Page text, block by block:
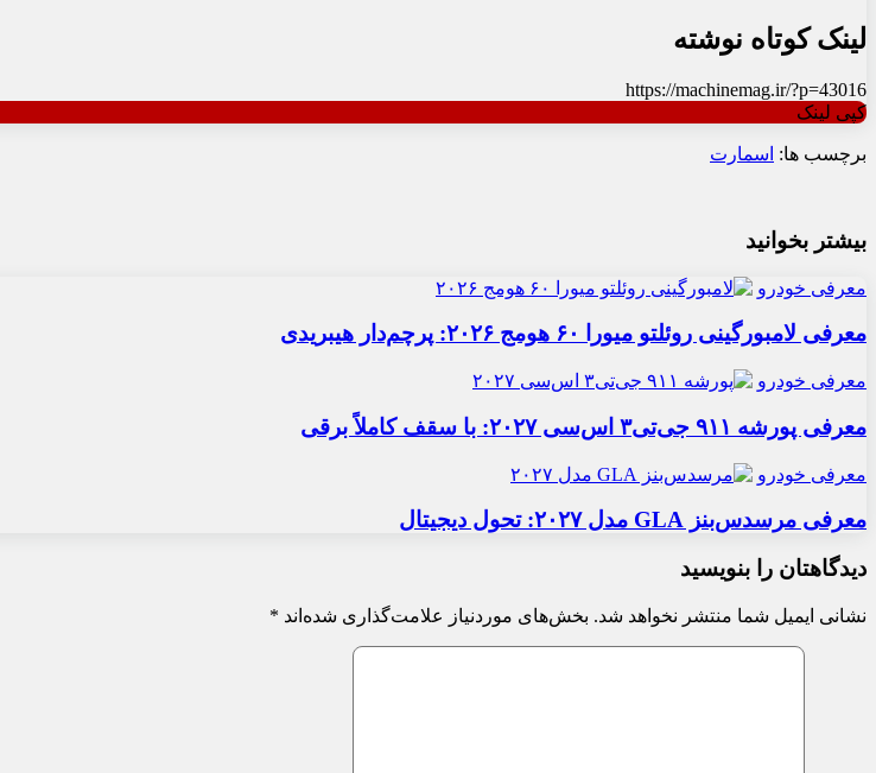
لینک کوتاه نوشته
https://machinemag.ir/?p=43016
کپی لینک
برچسب ها: اسمارت
بیشتر بخوانید
معرفی خودرو
معرفی لامبورگینی روئلتو میورا ۶۰ هومج ۲۰۲۶: پرچم‌دار هیبریدی
معرفی خودرو
معرفی پورشه ۹۱۱ جی‌تی۳ اس‌سی ۲۰۲۷: با سقف کاملاً برقی
معرفی خودرو
معرفی مرسدس‌بنز GLA مدل ۲۰۲۷: تحول دیجیتال
دیدگاهتان را بنویسید
نشانی ایمیل شما منتشر نخواهد شد. بخش‌های موردنیاز علامت‌گذاری شده‌اند *